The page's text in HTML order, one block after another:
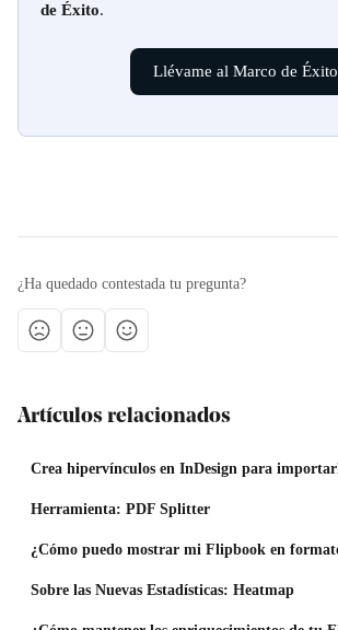
de Éxito.
Llévame al Marco de Éxito
¿Ha quedado contestada tu pregunta?
Artículos relacionados
Herramienta: PDF Splitter
Sobre las Nuevas Estadísticas: Heatmap